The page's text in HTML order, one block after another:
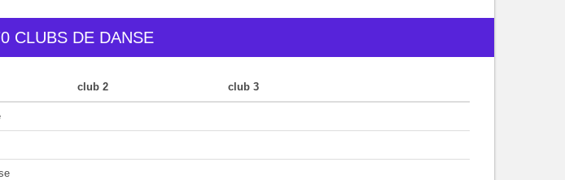
CLUBS DE DANSE
club 2 club 3